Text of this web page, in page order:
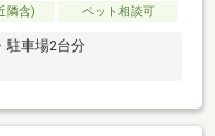
隣含) ペット相談可
駐車場2台分